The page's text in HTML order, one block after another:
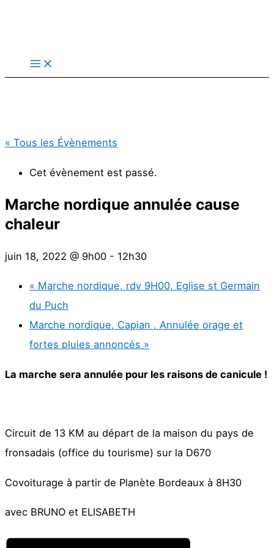
« Tous les Évènements
Cet évènement est passé.
Marche nordique annulée cause
chaleur
juin 18, 2022 @ 9h00 - 12h30
« Marche nordique, rdv 9H00, Eglise st Germain
du Puch
Marche nordique, Capian , Annulée orage et
fortes pluies annoncés »
La marche sera annulée pour les raisons de canicule !
Circuit de 13 KM au départ de la maison du pays de
fronsadais (office du tourisme) sur la D670
Covoiturage à partir de Planète Bordeaux à 8H30
avec BRUNO et ELISABETH